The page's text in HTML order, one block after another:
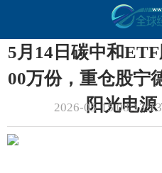
5月14日碳中和
00万份，重仓股宁
阳光电源
2026-05-15